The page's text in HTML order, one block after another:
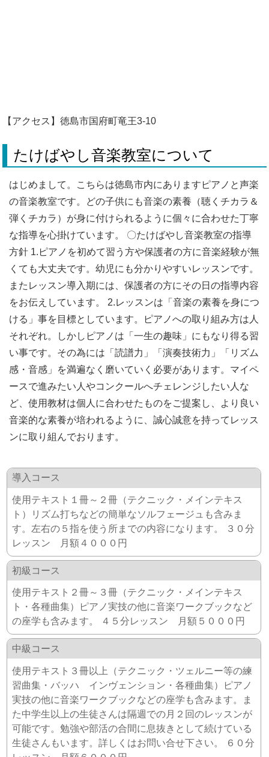
【アクセス】徳島市国府町竜王3-10
たけばやし音楽教室について
はじめまして。こちらは徳島市内にありますピアノと声楽
の音楽教室です。どの子供にも音楽の素養（聴くチカラ＆
弾くチカラ）が身に付けられるように個々に合わせた丁寧
な指導を心掛けています。 〇たけばやし音楽教室の指導
方針 1.ピアノを初めて習う方や保護者の方に音楽経験が無
くても大丈夫です。幼児にも分かりやすいレッスンです。
またレッスン導入期には、保護者の方にその日の指導内容
をお伝えしています。 2.レッスンは「音楽の素養を身につ
ける」事を目標としています。ピアノへの取り組み方は人
それぞれ。しかしピアノは「一生の趣味」にもなり得る習
い事です。その為には「読譜力」「演奏技術力」「リズム
感・音感」を満遍なく磨いていく必要があります。マイペ
ースで進みたい人やコンクールへチェレンジしたい人な
ど、使用教材は個人に合わせたものをご提案し、より良い
音楽的な素養が培われるように、誠心誠意を持ってレッス
ンに取り組んでおります。
導入コース
使用テキスト１冊～２冊（テクニック・メインテキス
ト）リズム打ちなどの簡単なソルフェージュも含みま
す。左右の５指を使う所までの内容になります。 ３０分
レッスン 月額４０００円
初級コース
使用テキスト２冊～３冊（テクニック・メインテキス
ト・各種曲集）ピアノ実技の他に音楽ワークブックなど
の座学も含みます。 ４５分レッスン 月額５０００円
中級コース
使用テキスト３冊以上（テクニック・ツェルニー等の練
習曲集・バッハ インヴェンション・各種曲集）ピアノ
実技の他に音楽ワークブックなどの座学も含みます。ま
た中学生以上の生徒さんは隔週での月２回のレッスンが
可能です。勉強や部活の合間に息抜きとして続けている
生徒さんもいます。詳しくはお問い合せ下さい。 ６０分